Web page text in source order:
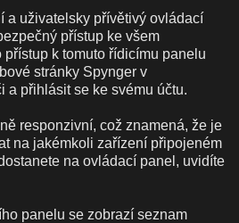
a uživatelsky přívětivý ovládací
přístup ke všem
k tomuto řídicímu panelu
stránky Spynger v
a přihlásit se ke svému účtu.
responzivní, což znamená, že je
na jakémkoli zařízení připojeném
na ovládací panel, uvidíte
panelu se zobrazí seznam